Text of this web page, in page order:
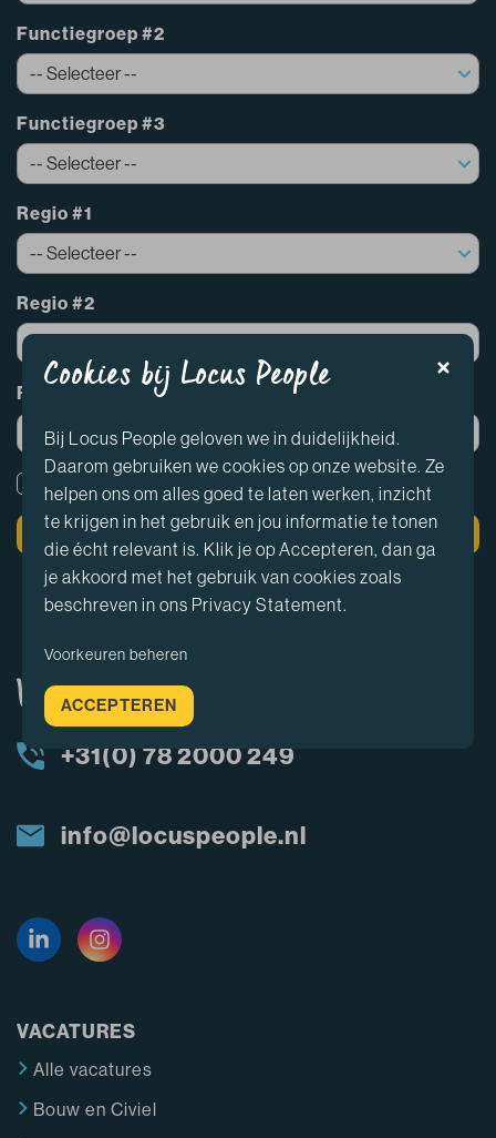
Functiegroep #2
Functiegroep #3
Regio #1
Regio #2
Regio #3
Ja, ik ga akkoord met de privacyverklaring
Vragen? Neem contact op
+31(0) 78 2000 249
info@locuspeople.nl
VACATURES
Alle vacatures
Bouw en Civiel
Cookies bij Locus People
Bij Locus People geloven we in duidelijkheid.
Daarom gebruiken we cookies op onze website. Ze
helpen ons om alles goed te laten werken, inzicht
te krijgen in het gebruik en jou informatie te tonen
die écht relevant is. Klik je op Accepteren, dan ga
je akkoord met het gebruik van cookies zoals
beschreven in ons Privacy Statement.
Voorkeuren beheren
ACCEPTEREN